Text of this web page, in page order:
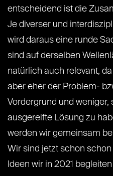
entscheidend ist die
Je diverser und
wird daraus eine runde
sind auf derselben
natürlich auch relevant,
aber eher der Problem-
Vordergrund und
ausgereifte Lösung zu
werden wir gemeinsam
Wir sind jetzt schon
Ideen wir in 2021